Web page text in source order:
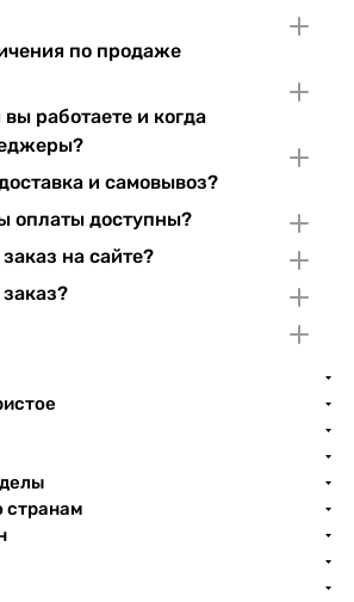
по продаже
работаете и когда
и самовывоз?
оплаты доступны?
на сайте?
странам